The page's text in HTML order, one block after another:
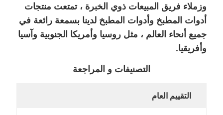
وزملاء فريق المبيعات ذوي الخبرة ، تمتعت منتجات
أدوات المطبخ وأدوات المطبخ لدينا بسمعة رائعة في
جميع أنحاء العالم ، مثل روسيا وأمريكا الجنوبية وآسيا
وأفريقيا.
التصنيفات و المراجعة
التقييم العام